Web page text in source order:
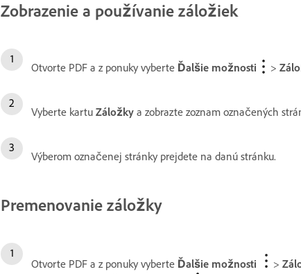
Zobrazenie a používanie záložiek
Otvorte PDF a z ponuky vyberte Ďalšie možnosti >
Vyberte kartu Záložky a zobrazte zoznam označených
Výberom označenej stránky prejdete na danú stránku.
Premenovanie záložky
Otvorte PDF a z ponuky vyberte Ďalšie možnosti >